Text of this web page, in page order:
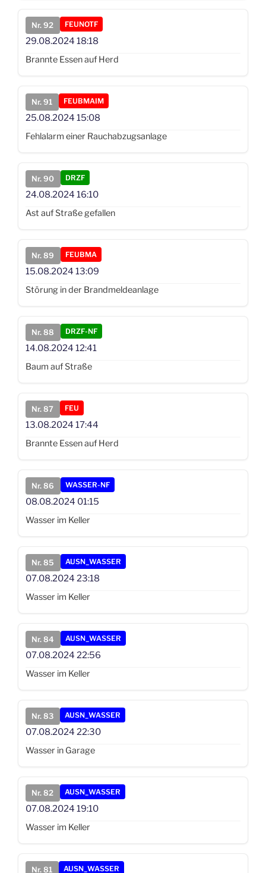
Nr. 92 FEUNOTF
29.08.2024 18:18
Brannte Essen auf Herd
Nr. 91 FEUBMAIM
25.08.2024 15:08
Fehlalarm einer Rauchabzugsanlage
Nr. 90 DRZF
24.08.2024 16:10
Ast auf Straße gefallen
Nr. 89 FEUBMA
15.08.2024 13:09
Störung in der Brandmeldeanlage
Nr. 88 DRZF-NF
14.08.2024 12:41
Baum auf Straße
Nr. 87 FEU
13.08.2024 17:44
Brannte Essen auf Herd
Nr. 86 WASSER-NF
08.08.2024 01:15
Wasser im Keller
Nr. 85 AUSN_WASSER
07.08.2024 23:18
Wasser im Keller
Nr. 84 AUSN_WASSER
07.08.2024 22:56
Wasser im Keller
Nr. 83 AUSN_WASSER
07.08.2024 22:30
Wasser in Garage
Nr. 82 AUSN_WASSER
07.08.2024 19:10
Wasser im Keller
Nr. 81 AUSN_WASSER